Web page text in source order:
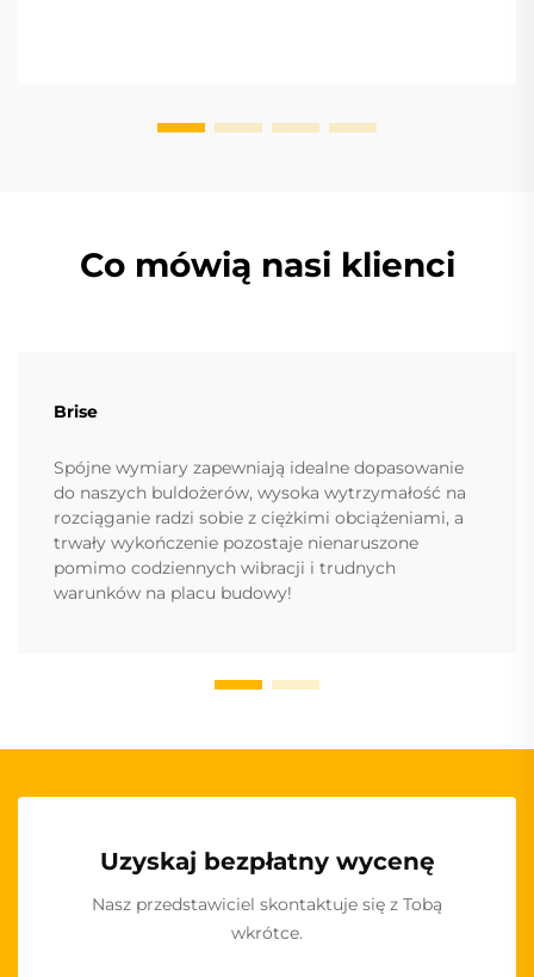
Co mówią nasi klienci
Brise
Spójne wymiary zapewniają idealne dopasowanie
do naszych buldożerów, wysoka wytrzymałość na
rozciąganie radzi sobie z ciężkimi obciążeniami, a
trwały wykończenie pozostaje nienaruszone
pomimo codziennych wibracji i trudnych
warunków na placu budowy!
Uzyskaj bezpłatny wycenę
Nasz przedstawiciel skontaktuje się z Tobą
wkrótce.